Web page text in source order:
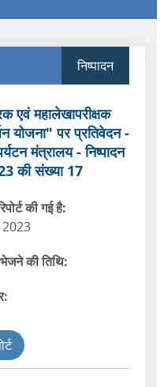
निष्‍पादन
एवं महालेखापरीक्षक
योजना" पर प्रतिवेदन -
मंत्रालय - निष्पादन
की संख्या 17
की गई है:
भेजने की तिथि: